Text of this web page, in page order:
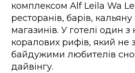
комплексом Alf Leila Wa
ресторанів, барів, кальяну
магазинів. У готелі один
коралових рифів, який не
байдужими любителів
дайвінгу.